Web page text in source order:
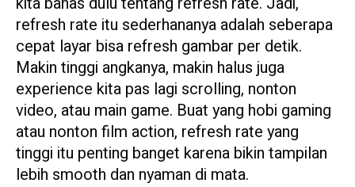
refresh rate itu sederhananya adalah seberapa
cepat layar bisa refresh gambar per detik.
Makin tinggi angkanya, makin halus juga
experience kita pas lagi scrolling, nonton
video, atau main game. Buat yang hobi gaming
atau nonton film action, refresh rate yang
tinggi itu penting banget karena bikin tampilan
lebih smooth dan nyaman di mata.